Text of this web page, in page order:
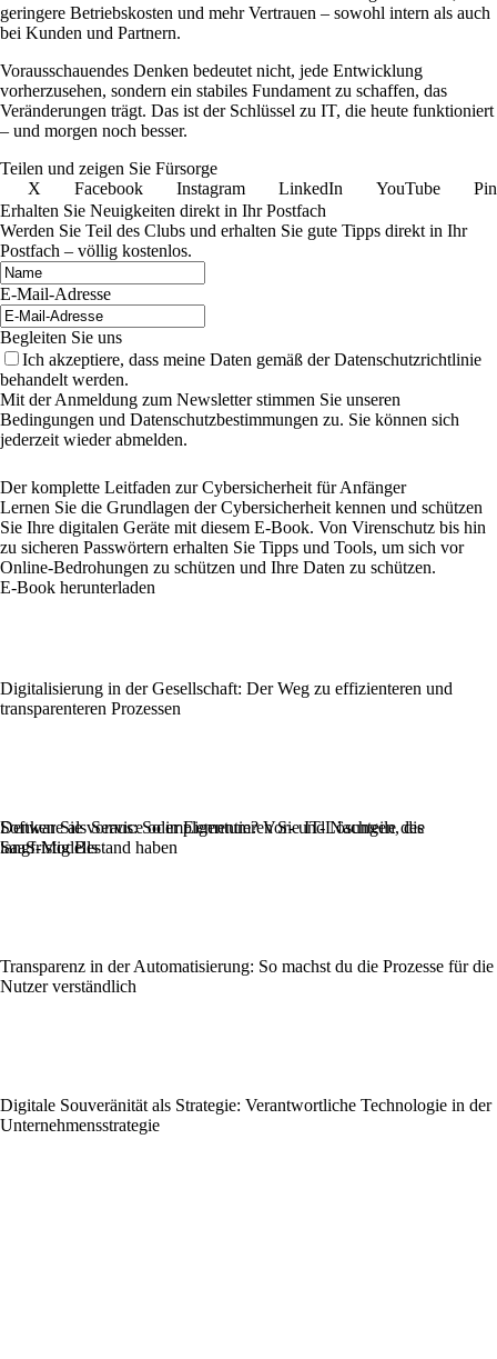
geringere Betriebskosten und mehr Vertrauen – sowohl intern als auch
bei Kunden und Partnern.
Vorausschauendes Denken bedeutet nicht, jede Entwicklung
vorherzusehen, sondern ein stabiles Fundament zu schaffen, das
Veränderungen trägt. Das ist der Schlüssel zu IT, die heute funktioniert
– und morgen noch besser.
Teilen und zeigen Sie Fürsorge
X
Facebook Instagram LinkedIn YouTube
Erhalten Sie Neuigkeiten direkt in Ihr Postfach
Werden Sie Teil des Clubs und erhalten Sie gute Tipps direkt in Ihr
Postfach – völlig kostenlos.
E-Mail-Adresse
Begleiten Sie uns
Ich akzeptiere, dass meine Daten gemäß der Datenschutzrichtlinie
behandelt werden.
Mit der Anmeldung zum Newsletter stimmen Sie unseren
Bedingungen und Datenschutzbestimmungen zu. Sie können sich
jederzeit wieder abmelden.
Der komplette Leitfaden zur Cybersicherheit für Anfänger
Lernen Sie die Grundlagen der Cybersicherheit kennen und schützen
Sie Ihre digitalen Geräte mit diesem E-Book. Von Virenschutz bis hin
zu sicheren Passwörtern erhalten Sie Tipps und Tools, um sich vor
Online-Bedrohungen zu schützen und Ihre Daten zu schützen.
E-Book herunterladen
Digitalisierung in der Gesellschaft: Der Weg zu effizienteren und
transparenteren Prozessen
Denken Sie voraus: So implementieren Sie IT-Lösungen, die
langfristig Bestand haben
Transparenz in der Automatisierung: So machst du die Prozesse für die
Nutzer verständlich
Digitale Souveränität als Strategie: Verantwortliche Technologie in der
Unternehmensstrategie
Software als Service oder Eigentum? Vor- und Nachteile des
SaaS‑Modells